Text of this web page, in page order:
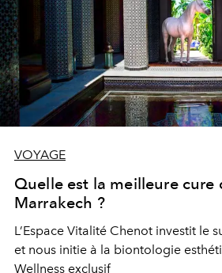
VOYAGE
Quelle est la meilleure cure
Marrakech ?
L’Espace Vitalité Chenot investit le
et nous initie à la biontologie
Wellness exclusif